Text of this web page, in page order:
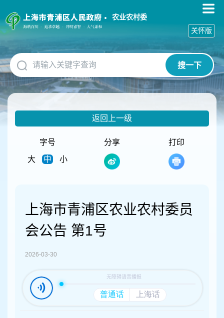
障
碍
作
说
明
跳
到
网
农业农村委
搜一下
关怀版
返回上一级
字号
大
中 小
分享 打印
上海市青浦区农业农村委员
会公告 第1号
2026-03-30